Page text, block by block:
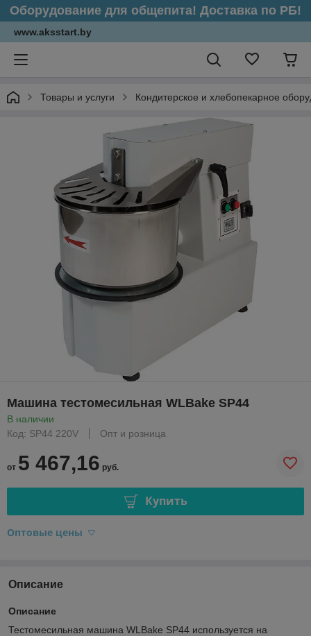
Оборудование для общепита! Доставка по РБ!
www.aksstart.by
Товары и услуги Кондитерское и хлебопекарное
Машина тестомесильная WLBake SP44
В наличии
Код: SP44 220V
Опт и розница
от 5 467,16 руб.
Купить
Оптовые цены
Описание
Описание
Тестомесильная машина WLBake SP44 используется на